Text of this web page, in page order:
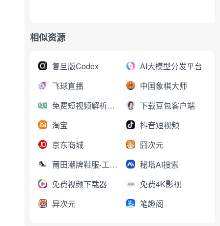
相似资源
复旦版Codex
AI大模型分发平台
飞球直播
中国象棋大师
免费短视频解析下载
下载豆包客户端
淘宝
抖音短视频
京东商城
囧次元
莆田潮牌鞋服-工厂直销
秘塔AI搜索
免费视频下载器
免费4K影视
异次元
笔趣阁